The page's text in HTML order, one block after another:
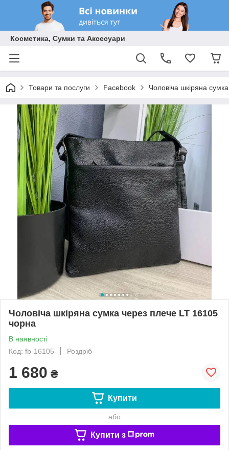
Косметика, Сумки та Аксесуари
Товари та послуги Facebook Чоловіча шкіряна
Чоловіча шкіряна сумка через плече LT 16105
чорна
В наявності
Код: fb-16105
Роздріб
1 680 ₴
Купити
або
Купити з